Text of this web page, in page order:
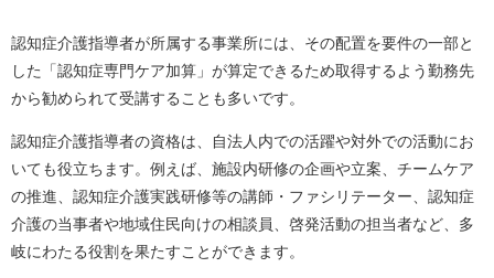
認知症介護指導者が所属する事業所には、その配置を要件の一部と
した「認知症専門ケア加算」が算定できるため取得するよう勤務先
から勧められて受講することも多いです。
認知症介護指導者の資格は、自法人内での活躍や対外での活動にお
いても役立ちます。例えば、施設内研修の企画や立案、チームケア
の推進、認知症介護実践研修等の講師・ファシリテーター、認知症
介護の当事者や地域住民向けの相談員、啓発活動の担当者など、多
岐にわたる役割を果たすことができます。